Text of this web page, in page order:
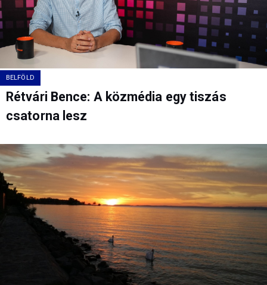
BELFÖLD
Rétvári Bence: A közmédia egy tiszás
csatorna lesz